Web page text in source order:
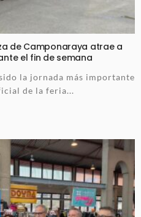
de Camponaraya atrae a
el fin de semana
la jornada más importante
de la feria...